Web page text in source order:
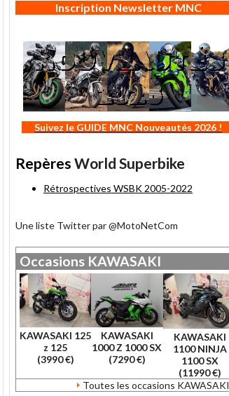
Inscription Newsletter MNC
Suivez le GUIDE MNC Nouveautés 2026 !
Repères World Superbike
Rétrospectives WSBK 2005-2022
Une liste Twitter par @MotoNetCom
Occasions KAWASAKI
KAWASAKI 125
z 125
(3990 €)
KAWASAKI
1000 Z 1000 SX
(7290 €)
KAWASAKI
1100 NINJA
1100 SX
(11990 €)
Toutes les occasions KAWASAKI